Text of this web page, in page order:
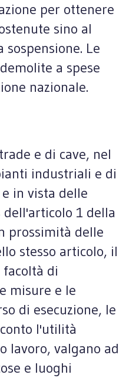
per ottenere
sino al
Le
a spese
nazionale.
e di cave, nel
industriali e di
in vista delle
1 della
prossimità delle
stesso articolo, il
di
misure e le
di esecuzione, le
l'utilità
lavoro, valgano ad
e luoghi